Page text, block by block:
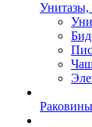
Унитазы,
Раковины